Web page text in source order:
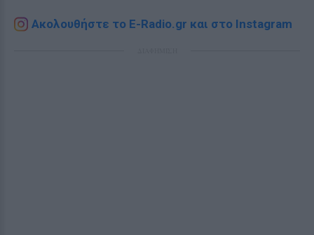
Ακολουθήστε το E-Radio.gr και στο Instagram